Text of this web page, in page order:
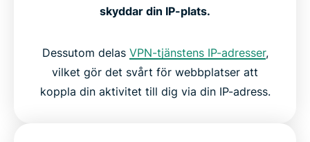
skyddar din IP-plats.
Dessutom delas VPN-tjänstens IP-adresser,
vilket gör det svårt för webbplatser att
koppla din aktivitet till dig via din IP-adress.